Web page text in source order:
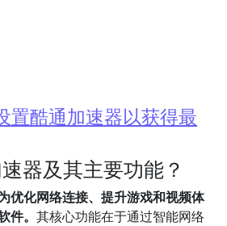
置酷通加速器以获得最
器及其主要功能？
优化网络连接、提升游戏和视频体
件。 其核心功能在于通过智能网络